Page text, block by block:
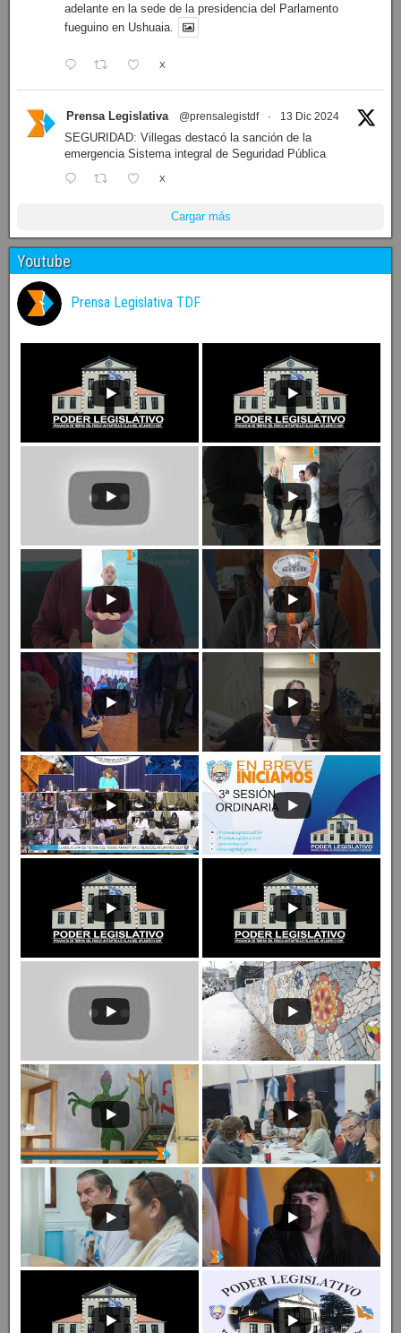
adelante en la sede de la presidencia del Parlamento
fueguino en Ushuaia.
X
Prensa Legislativa @prensalegistdf · 13 Dic 2024
SEGURIDAD: Villegas destacó la sanción de la
emergencia Sistema integral de Seguridad Pública
X
Cargar más
Youtube
Prensa Legislativa TDF